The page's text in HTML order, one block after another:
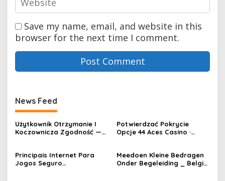
Save my name, email, and website in this
browser for the next time I comment.
News Feed
Użytkownik Otrzymanie I
Koczownicza Zgodność —
Potwierdzać Pokrycie
Opcje 44 Aces Casino ·
Principais Internet Para
Jogos Seguro
Meedoen Kleine Bedragen
Onder Begeleiding _ België